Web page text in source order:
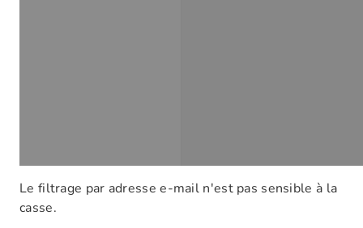
Le filtrage par adresse e-mail n'est pas sensible à la
casse.